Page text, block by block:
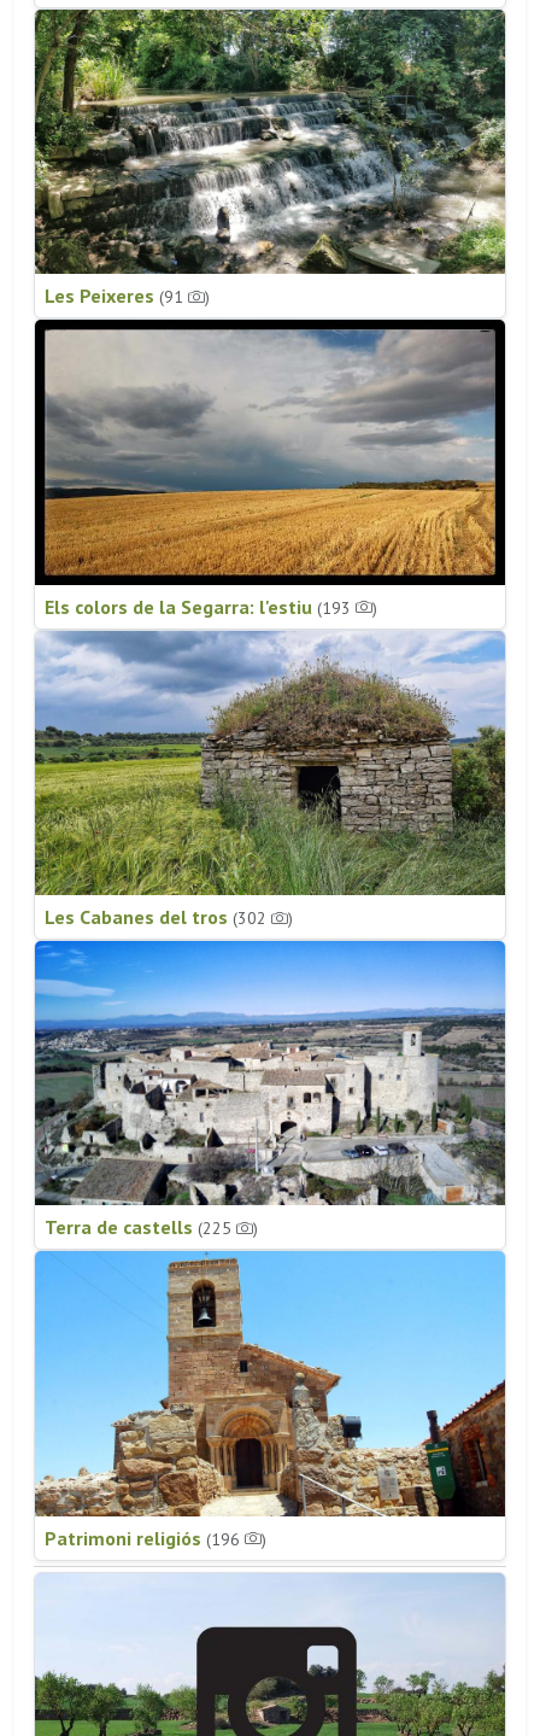
Les Peixeres (91 )
Els colors de la Segarra: l'estiu (193 )
Les Cabanes del tros (302 )
Terra de castells (225 )
Patrimoni religiós (196 )